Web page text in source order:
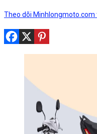
Theo dõi Minhlongmoto.com